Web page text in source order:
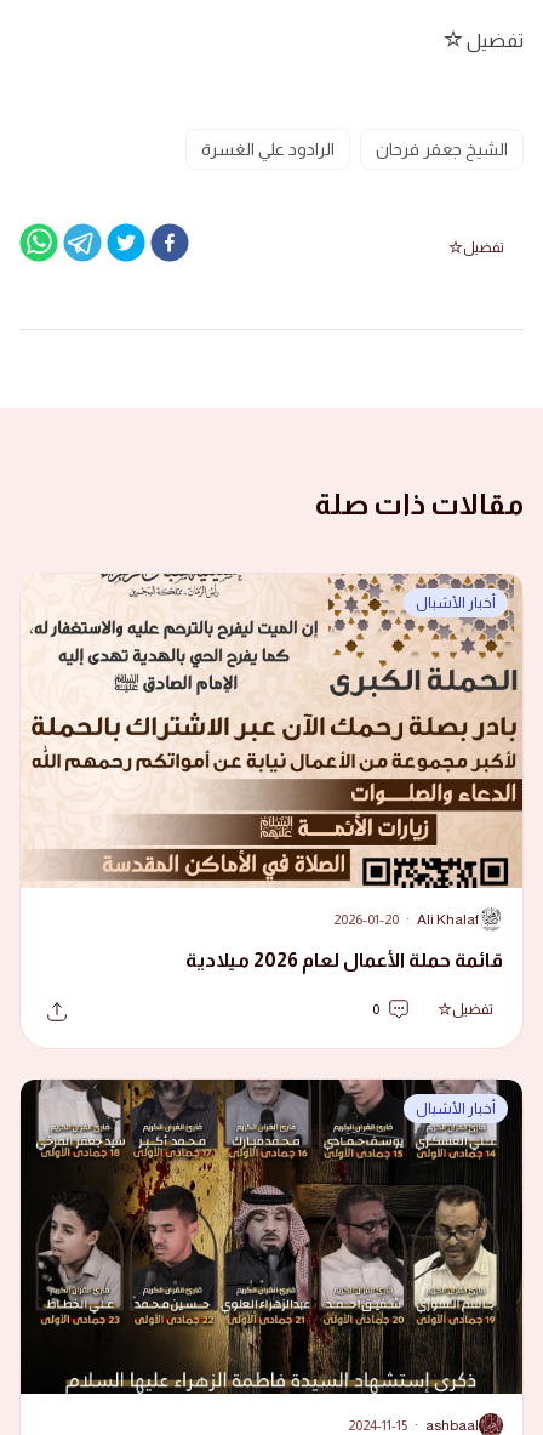
تفضيل
الشيخ جعفر فرحان الرادود علي الغسرة
تفضيل
مقالات ذات صلة
أخبار الأشبال
A
Ali Khalaf
·
2026-01-20
قائمة حملة الأعمال لعام 2026 ميلادية
تفضيل 0
أخبار الأشبال
A
ashbaal
·
2024-11-15